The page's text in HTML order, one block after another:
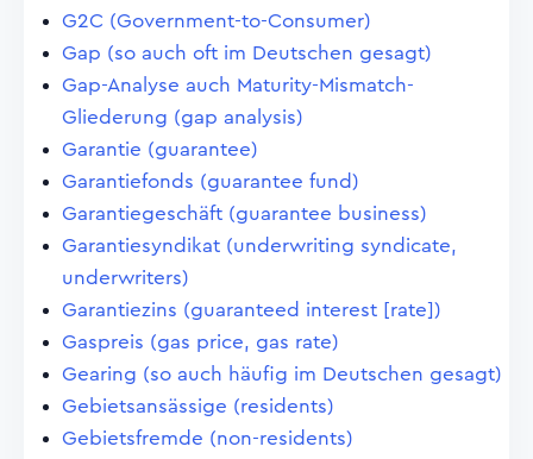
G2C (Government-to-Consumer)
Gap (so auch oft im Deutschen gesagt)
Gap-Analyse auch Maturity-Mismatch-
Gliederung (gap analysis)
Garantie (guarantee)
Garantiefonds (guarantee fund)
Garantiegeschäft (guarantee business)
Garantiesyndikat (underwriting syndicate,
underwriters)
Garantiezins (guaranteed interest [rate])
Gaspreis (gas price, gas rate)
Gearing (so auch häufig im Deutschen gesagt)
Gebietsansässige (residents)
Gebietsfremde (non-residents)